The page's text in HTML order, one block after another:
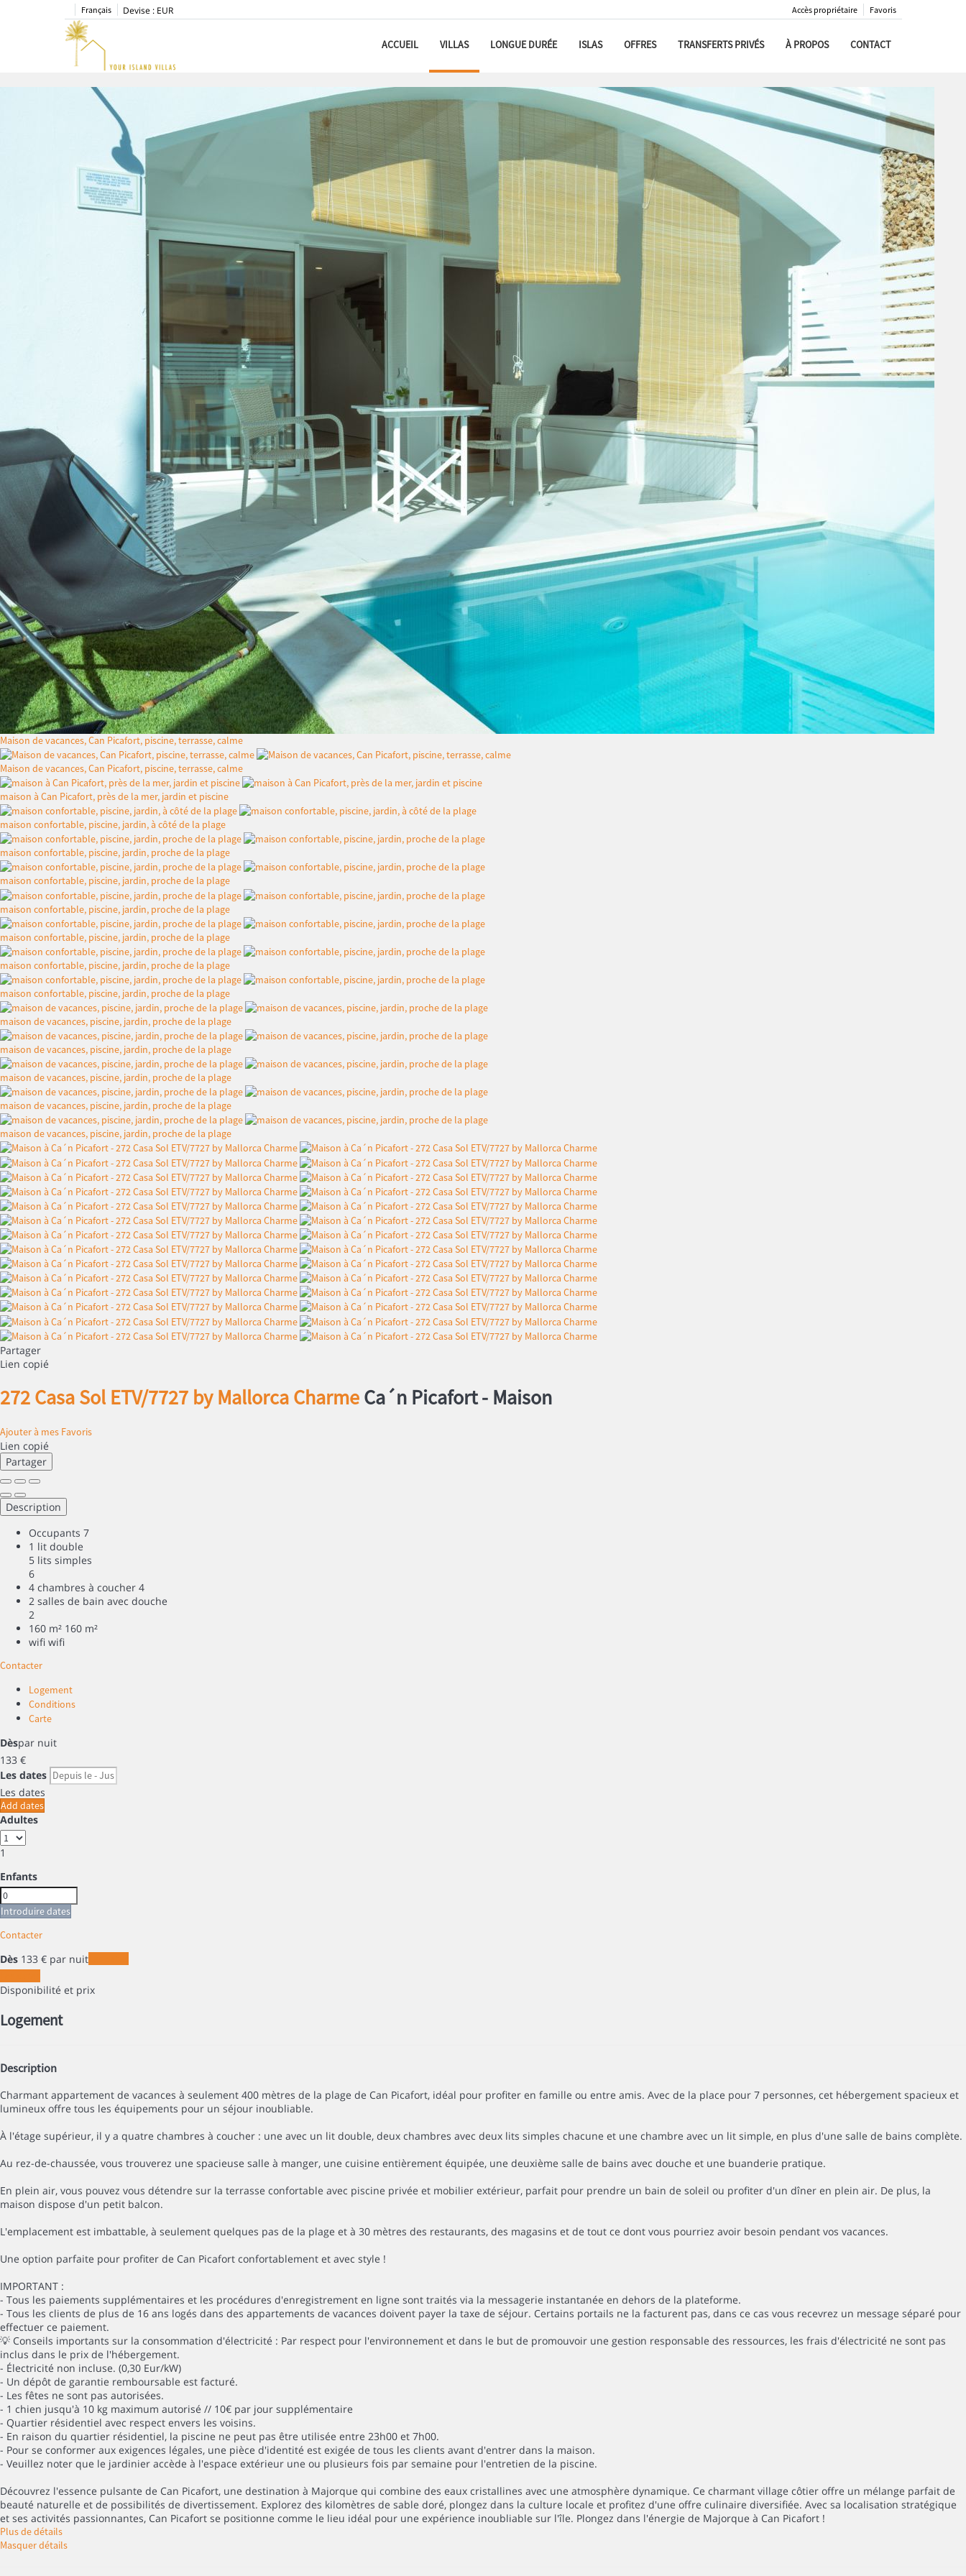
Français Devise : EUR Favoris
Accès propriétaire
ACCUEIL VILLAS LONGUE DURÉE ISLAS OFFRES TRANSFERTS PRIVÉS À PROPOS CONTACT
Maison de vacances, Can Picafort, piscine, terrasse, calme
Maison de vacances, Can Picafort, piscine, terrasse, calme
maison à Can Picafort, près de la mer, jardin et piscine
maison confortable, piscine, jardin, à côté de la plage
maison confortable, piscine, jardin, proche de la plage
maison confortable, piscine, jardin, proche de la plage
maison confortable, piscine, jardin, proche de la plage
maison confortable, piscine, jardin, proche de la plage
maison confortable, piscine, jardin, proche de la plage
maison confortable, piscine, jardin, proche de la plage
maison de vacances, piscine, jardin, proche de la plage
maison de vacances, piscine, jardin, proche de la plage
maison de vacances, piscine, jardin, proche de la plage
maison de vacances, piscine, jardin, proche de la plage
maison de vacances, piscine, jardin, proche de la plage
Partager
Lien copié
272 Casa Sol ETV/7727 by Mallorca CharmeCa´n Picafort - Maison
Ajouter à mes Favoris
Lien copié
Partager
Description
Occupants 7
1 lit double
5 lits simples
6
4 chambres à coucher 4
2 salles de bain avec douche
2
160 m² 160 m²
wifi wifi
Contacter
Logement
Conditions
Carte
Dèspar nuit
133 €
Les dates
Les dates
Add dates
Adultes
1
Enfants
Introduire dates
Contacter
Dès 133 € par nuit
Disponibilité et prix
Logement
Description
Charmant appartement de vacances à seulement 400 mètres de la plage de Can Picafort, idéal pour profiter en famille ou entre amis. Avec de la place pour 7 personnes, cet hébergement spacieux et
lumineux offre tous les équipements pour un séjour inoubliable.
À l'étage supérieur, il y a quatre chambres à coucher : une avec un lit double, deux chambres avec deux lits simples chacune et une chambre avec un lit simple, en plus d'une salle de bains complète.
Au rez-de-chaussée, vous trouverez une spacieuse salle à manger, une cuisine entièrement équipée, une deuxième salle de bains avec douche et une buanderie pratique.
En plein air, vous pouvez vous détendre sur la terrasse confortable avec piscine privée et mobilier extérieur, parfait pour prendre un bain de soleil ou profiter d'un dîner en plein air. De plus, la
maison dispose d'un petit balcon.
L'emplacement est imbattable, à seulement quelques pas de la plage et à 30 mètres des restaurants, des magasins et de tout ce dont vous pourriez avoir besoin pendant vos vacances.
Une option parfaite pour profiter de Can Picafort confortablement et avec style !
IMPORTANT :
- Tous les paiements supplémentaires et les procédures d'enregistrement en ligne sont traités via la messagerie instantanée en dehors de la plateforme.
- Tous les clients de plus de 16 ans logés dans des appartements de vacances doivent payer la taxe de séjour. Certains portails ne la facturent pas, dans ce cas vous recevrez un message séparé pour
effectuer ce paiement.
💡 Conseils importants sur la consommation d'électricité : Par respect pour l'environnement et dans le but de promouvoir une gestion responsable des ressources, les frais d'électricité ne sont pas
inclus dans le prix de l'hébergement.
- Électricité non incluse. (0,30 Eur/kW)
- Un dépôt de garantie remboursable est facturé.
- Les fêtes ne sont pas autorisées.
- 1 chien jusqu'à 10 kg maximum autorisé // 10€ par jour supplémentaire
- Quartier résidentiel avec respect envers les voisins.
- En raison du quartier résidentiel, la piscine ne peut pas être utilisée entre 23h00 et 7h00.
- Pour se conformer aux exigences légales, une pièce d'identité est exigée de tous les clients avant d'entrer dans la maison.
- Veuillez noter que le jardinier accède à l'espace extérieur une ou plusieurs fois par semaine pour l'entretien de la piscine.
Découvrez l'essence pulsante de Can Picafort, une destination à Majorque qui combine des eaux cristallines avec une atmosphère dynamique. Ce charmant village côtier offre un mélange parfait de
beauté naturelle et de possibilités de divertissement. Explorez des kilomètres de sable doré, plongez dans la culture locale et profitez d'une offre culinaire diversifiée. Avec sa localisation stratégique
et ses activités passionnantes, Can Picafort se positionne comme le lieu idéal pour une expérience inoubliable sur l'île. Plongez dans l'énergie de Majorque à Can Picafort !
Plus de détails
Masquer détails